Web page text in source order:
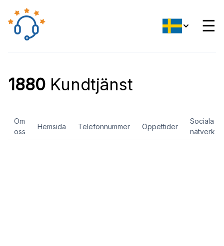
☰
1880 Kundtjänst
Om
oss
Hemsida Telefonnummer Öppettider
Sociala
nätverk